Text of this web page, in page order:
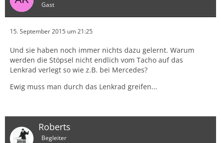
Gast
15. September 2015 um 21:25
Und sie haben noch immer nichts dazu gelernt. Warum
werden die Stöpsel nicht endlich vom Tacho auf das
Lenkrad verlegt so wie z.B. bei Mercedes?
Ewig muss man durch das Lenkrad greifen...
Roberts
Begleiter